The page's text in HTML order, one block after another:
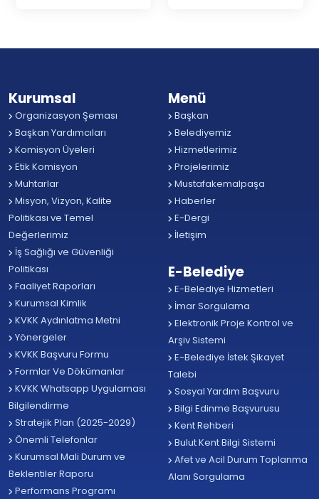
Kurumsal
Organizasyon Şeması
Başkan Yardımcıları
Komisyon Üyeleri
Etik Komisyon
Muhtarlar
Misyon, Vizyon, Kalite
Politikası ve Temel
Değerlerimiz
İş Sağlığı ve Güvenliği
Politikası
Faaliyet Raporları
Kurumsal Kimlik
KVKK Aydınlatma Metni
Yönergeler
KVKK Başvuru Formu
Formlar Ve Dökümanlar
KVKK Whatsapp Uygulaması
Bilgilendirme
Stratejik Plan (2025-2029)
Önemli Telefonlar
Kurumsal Mali Durum ve
Beklentiler Raporu
Performans Programı
Menü
Başkan
Belediyemiz
Hizmetlerimiz
Projelerimiz
Mustafakemalpaşa
Haberler
E-Dergi
İletişim
E-Belediye
E-Belediye Hizmetleri
İmar Sorgulama
Elektronik Proje Kontrol ve
Arşiv Sistemi
E-Belediye İstek Şikayet
Talebi
Sosyal Yardım Başvuru
Bilgi Edinme Başvurusu
Kent Rehberi
Bulut Kent Bilgi Sistemi
Afet ve Acil Durum Toplanma
Alanı Sorgulama